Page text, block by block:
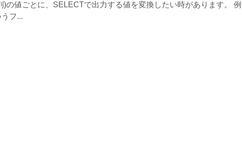
の値ごとに、SELECTで出力する値を変換したい時があります。 例
フ...